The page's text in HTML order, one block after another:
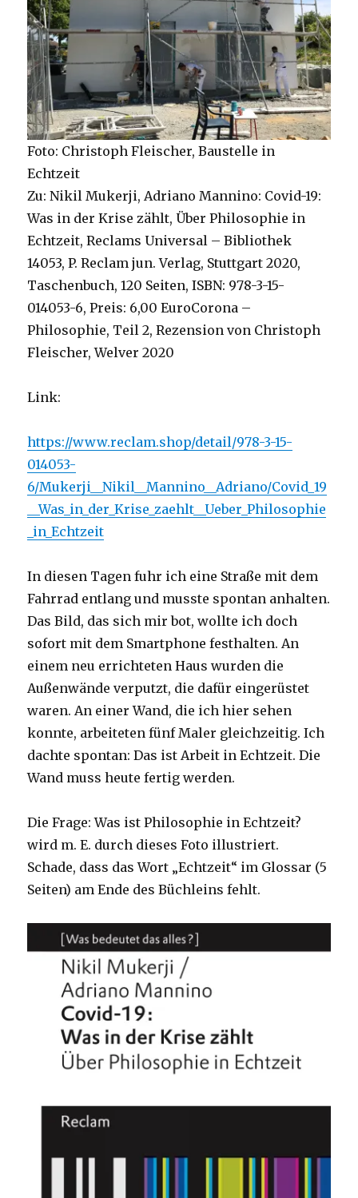
Foto: Christoph Fleischer, Baustelle in
Echtzeit
Zu: Nikil Mukerji, Adriano Mannino: Covid-19:
Was in der Krise zählt, Über Philosophie in
Echtzeit, Reclams Universal – Bibliothek
14053, P. Reclam jun. Verlag, Stuttgart 2020,
Taschenbuch, 120 Seiten, ISBN: 978-3-15-
014053-6, Preis: 6,00 EuroCorona –
Philosophie, Teil 2, Rezension von Christoph
Fleischer, Welver 2020
Link:
https://www.reclam.shop/detail/978-3-15-
014053-
6/Mukerji__Nikil__Mannino__Adriano/Covid_19
__Was_in_der_Krise_zaehlt__Ueber_Philosophie
_in_Echtzeit
In diesen Tagen fuhr ich eine Straße mit dem
Fahrrad entlang und musste spontan anhalten.
Das Bild, das sich mir bot, wollte ich doch
sofort mit dem Smartphone festhalten. An
einem neu errichteten Haus wurden die
Außenwände verputzt, die dafür eingerüstet
waren. An einer Wand, die ich hier sehen
konnte, arbeiteten fünf Maler gleichzeitig. Ich
dachte spontan: Das ist Arbeit in Echtzeit. Die
Wand muss heute fertig werden.
Die Frage: Was ist Philosophie in Echtzeit?
wird m. E. durch dieses Foto illustriert.
Schade, dass das Wort „Echtzeit“ im Glossar (5
Seiten) am Ende des Büchleins fehlt.